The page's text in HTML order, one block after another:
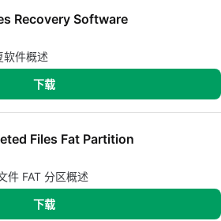
Recovery Software
软件概述
下载
Files Fat Partition
件 FAT 分区概述
下载